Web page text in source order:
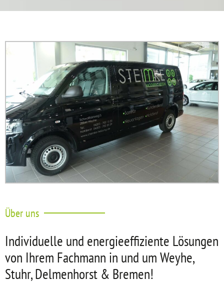
NACHHALTIGKEIT UND
EFFIZIENZ
Unser Thema beim Bau Ihrer Heizungsanlage
Heizungsrechner starten!
Über uns
Individuelle und energieeffiziente Lösungen
von Ihrem Fachmann in und um Weyhe,
Stuhr, Delmenhorst & Bremen!